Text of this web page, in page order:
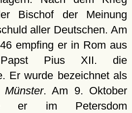
Bischof der Meinung
aller Deutschen. Am
empfing er in Rom aus
Pius XII. die
Er wurde bezeichnet als
. Am 9. Oktober
er im Petersdom